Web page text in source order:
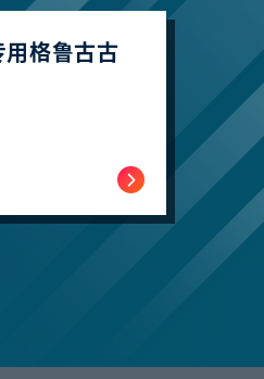
格鲁古古